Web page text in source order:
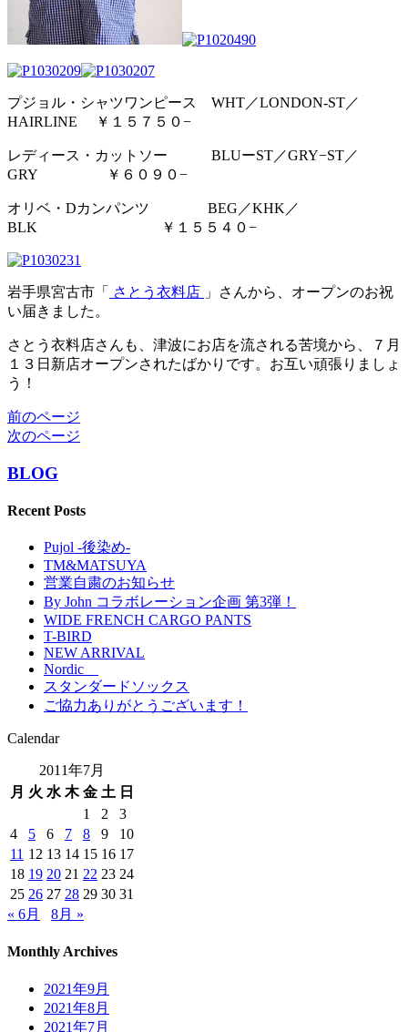
プジョル・シャツワンピース WHT／LONDON-ST／
HAIRLINE ￥１５７５０−
レディース・カットソー BLUーST／GRY−ST／
GRY ￥６０９０−
オリベ・Dカンパンツ BEG／KHK／
BLK ￥１５５４０−
岩手県宮古市「 さとう衣料店 」さんから、オープンのお祝
い届きました。
さとう衣料店さんも、津波にお店を流される苦境から、７月
１３日新店オープンされたばかりです。お互い頑張りましょ
う！
前のページ
次のページ
BLOG
Recent Posts
Pujol -後染め-
TM&MATSUYA
営業自粛のお知らせ
By John コラボレーション企画 第3弾！
WIDE FRENCH CARGO PANTS
T-BIRD
NEW ARRIVAL
Nordic
スタンダードソックス
ご協力ありがとうございます！
Calendar
2011年7月
月 火 水 木 金 土 日
1
2
3
4
5 6 7 8 9
10
11 12 13 14 15 16 17
18 19 20 21 22 23 24
25 26 27 28 29 30 31
« 6月
8月 »
Monthly Archives
2021年9月
2021年8月
2021年7月